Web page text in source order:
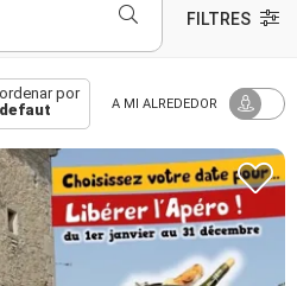
FILTRES
ordenar por
defaut
A MI ALREDEDOR